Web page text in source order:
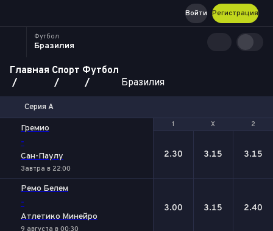
Регистрация
Войти
Футбол
Бразилия
Главная Спорт Футбол
Бразилия
Серия А
1 Х 2
Гремио
-
Сан-Паулу
Завтра в 22:00
1 Х 2
2.30 3.15 3.15
Ремо Белем
-
Атлетико Минейро
9 августа в 00:30
3.00 3.15 2.40